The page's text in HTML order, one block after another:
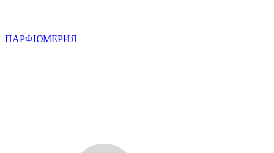
ПАРФЮМЕРИЯ